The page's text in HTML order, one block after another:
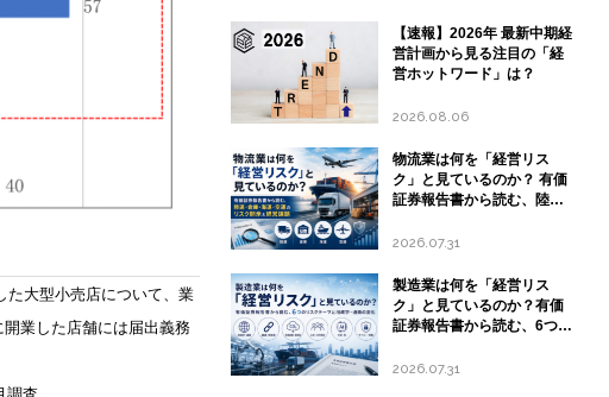
た大型小売店について、業
業した店舗には届出義務
【速報】2026年 最新中期経
営計画から見る注目の「経
営ホットワード」は？
2026.08.06
物流業は何を「経営リス
ク」と見ているのか？ 有価
証券報告書から読む、陸
スク開示と経営課題
2026.07.31
製造業は何を「経営リス
ク」と見ているのか？有価
証券報告書から読む、6つの
商の変化
2026.07.31